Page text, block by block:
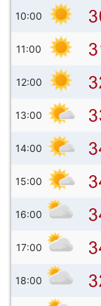
10:00
11:00
12:00
13:00
14:00
15:00
16:00
17:00
18:00